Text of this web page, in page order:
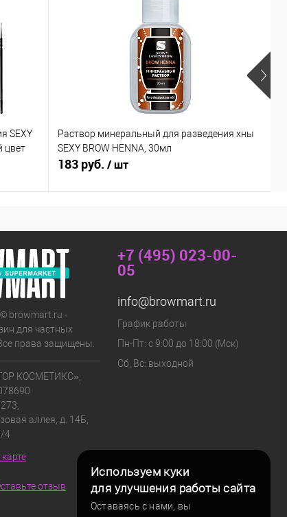
SEXY
цвет
Раствор минеральный для разведения хны
SEXY BROW HENNA, 30мл
183 руб. / шт
Используем куки
для улучшения работы сайта
Оставаясь с нами, вы
browmart.ru -
для частных
права защищены.
КОСМЕТИКС»,
аллея, д. 14Б,
4
отзыв
+7 (495) 023-00-
05
info@browmart.ru
График работы
Пн-Пт: с 9:00 до 18:00 (Мск)
Сб, Вс: выходной